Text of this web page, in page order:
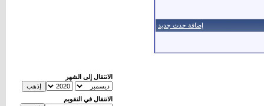
إضافة حدث جديد
الانتقال إلى الشهر
الانتقال في التقويم